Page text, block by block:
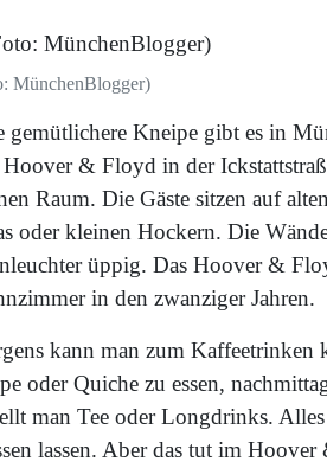
MünchenBlogger)
gemütlichere Kneipe gibt es in
Hoover & Floyd in der
Raum. Die Gäste sitzen auf
oder kleinen Hockern. Die
üppig. Das Hoover &
in den zwanziger Jahren.
kann man zum Kaffeetrinken
oder Quiche zu essen,
man Tee oder Longdrinks.
lassen. Aber das tut im